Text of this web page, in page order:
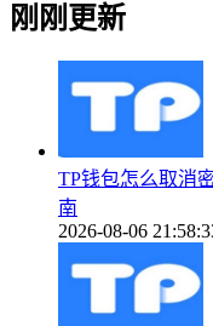
刚刚更新
TP钱包怎么取消
南
2026-08-06